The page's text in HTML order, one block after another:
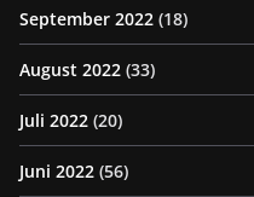
September 2022 (18)
August 2022 (33)
Juli 2022 (20)
Juni 2022 (56)